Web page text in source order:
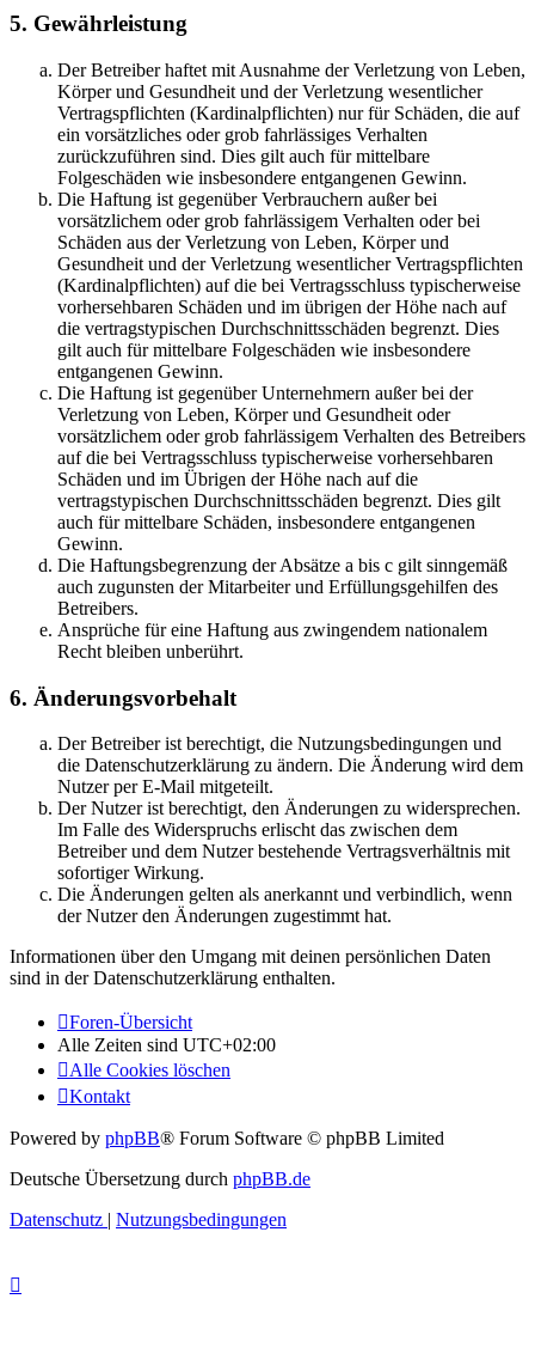
5. Gewährleistung
Der Betreiber haftet mit Ausnahme der Verletzung von Leben,
Körper und Gesundheit und der Verletzung wesentlicher
Vertragspflichten (Kardinalpflichten) nur für Schäden, die auf
ein vorsätzliches oder grob fahrlässiges Verhalten
zurückzuführen sind. Dies gilt auch für mittelbare
Folgeschäden wie insbesondere entgangenen Gewinn.
Die Haftung ist gegenüber Verbrauchern außer bei
vorsätzlichem oder grob fahrlässigem Verhalten oder bei
Schäden aus der Verletzung von Leben, Körper und
Gesundheit und der Verletzung wesentlicher Vertragspflichten
(Kardinalpflichten) auf die bei Vertragsschluss typischerweise
vorhersehbaren Schäden und im übrigen der Höhe nach auf
die vertragstypischen Durchschnittsschäden begrenzt. Dies
gilt auch für mittelbare Folgeschäden wie insbesondere
entgangenen Gewinn.
Die Haftung ist gegenüber Unternehmern außer bei der
Verletzung von Leben, Körper und Gesundheit oder
vorsätzlichem oder grob fahrlässigem Verhalten des Betreibers
auf die bei Vertragsschluss typischerweise vorhersehbaren
Schäden und im Übrigen der Höhe nach auf die
vertragstypischen Durchschnittsschäden begrenzt. Dies gilt
auch für mittelbare Schäden, insbesondere entgangenen
Gewinn.
Die Haftungsbegrenzung der Absätze a bis c gilt sinngemäß
auch zugunsten der Mitarbeiter und Erfüllungsgehilfen des
Betreibers.
Ansprüche für eine Haftung aus zwingendem nationalem
Recht bleiben unberührt.
6. Änderungsvorbehalt
Der Betreiber ist berechtigt, die Nutzungsbedingungen und
die Datenschutzerklärung zu ändern. Die Änderung wird dem
Nutzer per E-Mail mitgeteilt.
Der Nutzer ist berechtigt, den Änderungen zu widersprechen.
Im Falle des Widerspruchs erlischt das zwischen dem
Betreiber und dem Nutzer bestehende Vertragsverhältnis mit
sofortiger Wirkung.
Die Änderungen gelten als anerkannt und verbindlich, wenn
der Nutzer den Änderungen zugestimmt hat.
Informationen über den Umgang mit deinen persönlichen Daten
sind in der Datenschutzerklärung enthalten.
Foren-Übersicht
Alle Zeiten sind UTC+02:00
Alle Cookies löschen
Kontakt
Powered by phpBB® Forum Software © phpBB Limited
Deutsche Übersetzung durch phpBB.de
Datenschutz | Nutzungsbedingungen